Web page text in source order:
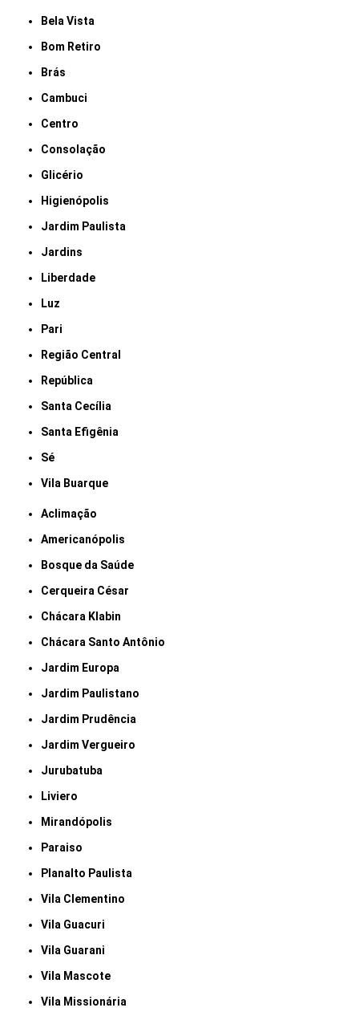
Bela Vista
Bom Retiro
Brás
Cambuci
Centro
Consolação
Glicério
Higienópolis
Jardim Paulista
Jardins
Liberdade
Luz
Pari
Região Central
República
Santa Cecília
Santa Efigênia
Sé
Vila Buarque
Aclimação
Americanópolis
Bosque da Saúde
Cerqueira César
Chácara Klabin
Chácara Santo Antônio
Jardim Europa
Jardim Paulistano
Jardim Prudência
Jardim Vergueiro
Jurubatuba
Liviero
Mirandópolis
Paraiso
Planalto Paulista
Vila Clementino
Vila Guacuri
Vila Guarani
Vila Mascote
Vila Missionária